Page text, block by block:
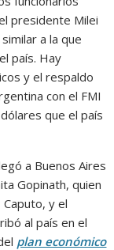
presidente Milei
a la que
país. Hay
y el respaldo
con el FMI
que el país
a Buenos Aires
Gopinath, quien
y el
al país en el
plan económico